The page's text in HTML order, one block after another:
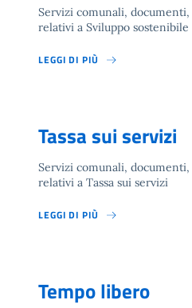
Servizi comunali,
relativi a Sviluppo sostenibile
LEGGI DI PIÙ
Tassa sui servizi
Servizi comunali,
relativi a Tassa sui servizi
LEGGI DI PIÙ
Tempo libero